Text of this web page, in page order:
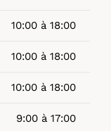
10:00 à 18:00
10:00 à 18:00
10:00 à 18:00
9:00 à 17:00